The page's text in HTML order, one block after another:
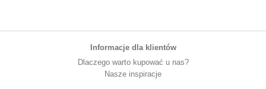
Informacje dla klientów
Dlaczego warto kupować u nas?
Nasze inspiracje